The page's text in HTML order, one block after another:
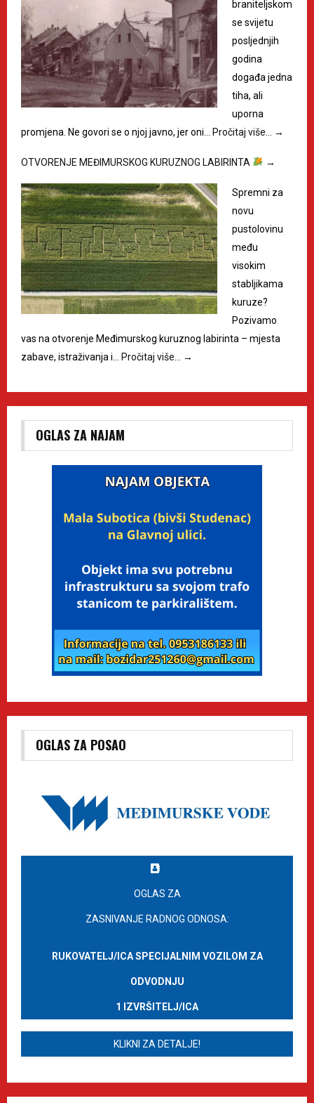
braniteljskom
se svijetu
posljednjih
godina
događa jedna
tiha, ali
uporna
promjena. Ne govori se o njoj javno, jer oni…
Pročitaj više… →
OTVORENJE MEĐIMURSKOG KURUZNOG LABIRINTA →
Spremni za
novu
pustolovinu
među
visokim
stabljikama
kuruze?
Pozivamo
vas na otvorenje Međimurskog kuruznog labirinta – mjesta
zabave, istraživanja i…
Pročitaj više… →
OGLAS ZA NAJAM
OGLAS ZA POSAO
OGLAS ZA
ZASNIVANJE RADNOG ODNOSA:
RUKOVATELJ/ICA SPECIJALNIM VOZILOM ZA
ODVODNJU
1 IZVRŠITELJ/ICA
KLIKNI ZA DETALJE!